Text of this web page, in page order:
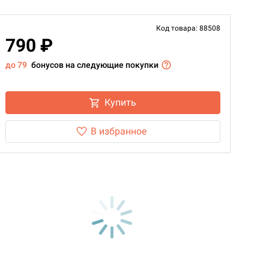
Код товара: 88508
790 ₽
до 79 бонусов на следующие покупки
Купить
В избранное